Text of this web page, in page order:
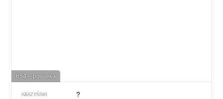
654 – powieka
ABAZYŃSKI ?